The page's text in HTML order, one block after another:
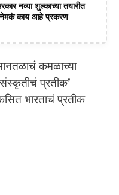
नव्या शुल्काच्या तयारीत
नेमकं काय आहे प्रकरण
कमळाच्या
प्रतीक’
भारताचं प्रतीक